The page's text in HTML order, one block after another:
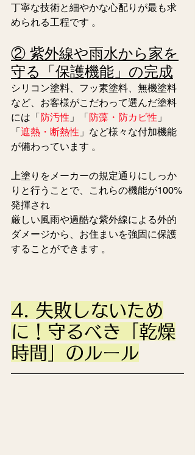
丁寧な技術と細やかな心配りが最も求
められる工程です 。
② 紫外線や雨水から家を
守る「保護機能」の完成
シリコン塗料、フッ素塗料、無機塗料
など、お客様がこだわって選んだ塗料
には「防汚性 」「防藻・防カビ性 」
「遮熱・断熱性 」など様々な付加機能
が備わっています 。
上塗りをメーカーの規定通りにしっか
りと行うことで、これらの機能が100%
発揮され
厳しい風雨や過酷な紫外線による外的
ダメージから、お住まいを強固に保護
することができます 。
4. 失敗しないため
に！守るべき「乾燥
時間」のルール